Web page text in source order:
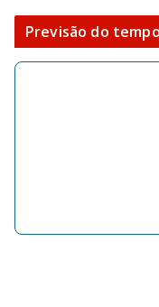
Previsão do tempo